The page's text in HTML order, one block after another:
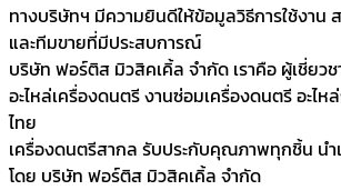
ทางบริษัทฯ มีความยินดีให้ข้อมูลวิธีการใช้งาน
และทีมขายที่มีประสบการณ์
บริษัท ฟอร์ติส มิวสิคเคิ้ล จำกัด เราคือ ผู้เชี่ยว
อะไหล่เครื่องดนตรี งานซ่อมเครื่องดนตรี อะไ
ไทย
เครื่องดนตรีสากล รับประกับคุณภาพทุกชิ้น นำ
โดย บริษัท ฟอร์ติส มิวสิคเคิ้ล จำกัด